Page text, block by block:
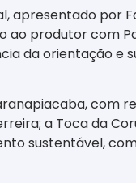
por
produtor com
da orientação e
com
a Toca da
sustentável,